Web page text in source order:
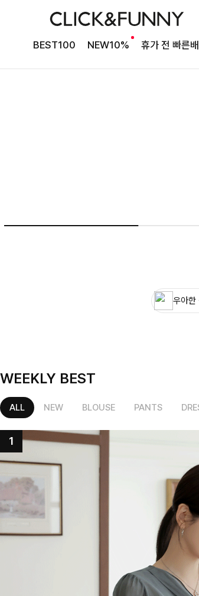
BEST100 NEW10% 휴가 전 빠른
여름의 끝을 완성할
감각적인 원피스
우아한
WEEKLY BEST
ALL NEW BLOUSE PANTS